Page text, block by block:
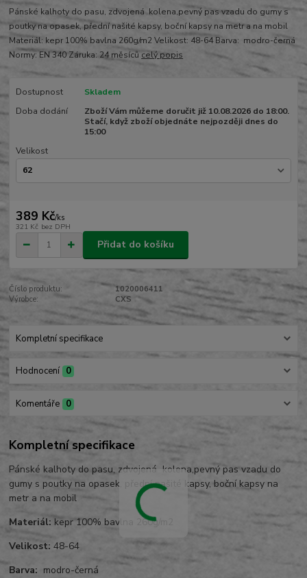
Pánské kalhoty do pasu, zdvojená kolena,pevný pas vzadu do gumy s
poutky na opasek, přední našité kapsy, boční kapsy na metr a na mobil
Materiál: kepr 100% bavlna 260g/m2 Velikost: 48-64 Barva: modro-černá
Normy: EN 340 Záruka: 24 měsícůcelý popis
Dostupnost
Skladem
Doba dodání
Zboží Vám můžeme doručit již 10.08.2026 do 18:00.
Stačí, když zboží objednáte nejpozději dnes do
15:00
Velikost
389 Kč/ks
321 Kč bez DPH
Přidat do košíku
Číslo produktu:
1020006411
Výrobce:
CXS
Kompletní specifikace
Hodnocení 0
Komentáře 0
Kompletní specifikace
Pánské kalhoty do pasu, zdvojená kolena,pevný pas vzadu do
gumy s poutky na opasek, přední našité kapsy, boční kapsy na
metr a na mobil
Materiál: kepr 100% bavlna 260g/m2
Velikost: 48-64
Barva: modro-černá